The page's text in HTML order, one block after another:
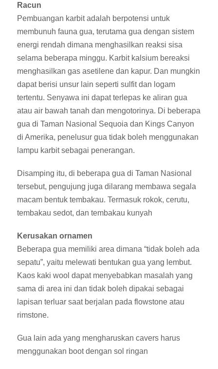
Racun
Pembuangan karbit adalah berpotensi untuk
membunuh fauna gua, terutama gua dengan sistem
energi rendah dimana menghasilkan reaksi sisa
selama beberapa minggu. Karbit kalsium bereaksi
menghasilkan gas asetilene dan kapur. Dan mungkin
dapat berisi unsur lain seperti sulfit dan logam
tertentu. Senyawa ini dapat terlepas ke aliran gua
atau air bawah tanah dan mengotorinya. Di beberapa
gua di Taman Nasional Sequoia dan Kings Canyon
di Amerika, penelusur gua tidak boleh menggunakan
lampu karbit sebagai penerangan.
Disamping itu, di beberapa gua di Taman Nasional
tersebut, pengujung juga dilarang membawa segala
macam bentuk tembakau. Termasuk rokok, cerutu,
tembakau sedot, dan tembakau kunyah
Kerusakan ornamen
Beberapa gua memiliki area dimana “tidak boleh ada
sepatu”, yaitu melewati bentukan gua yang lembut.
Kaos kaki wool dapat menyebabkan masalah yang
sama di area ini dan tidak boleh dipakai sebagai
lapisan terluar saat berjalan pada flowstone atau
rimstone.
Gua lain ada yang mengharuskan cavers harus
menggunakan boot dengan sol ringan